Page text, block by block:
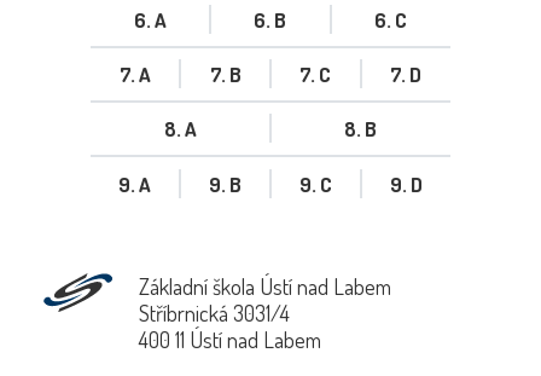
6. A 6. B 6. C
7. A 7. B 7. C 7. D
8. A 8. B
9. A 9. B 9. C 9. D
Základní škola Ústí nad Labem
Stříbrnická 3031/4
400 11 Ústí nad Labem